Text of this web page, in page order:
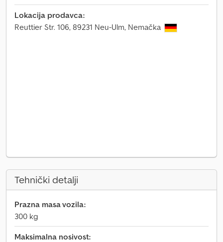
Lokacija prodavca:
Reuttier Str. 106, 89231 Neu-Ulm, Nemačka
Tehnički detalji
Prazna masa vozila:
300 kg
Maksimalna nosivost: